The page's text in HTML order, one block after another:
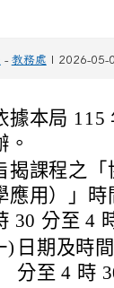
- 教務處 | 2026-05-
據本局 115
。
揭課程之
應用）」時
30 分至 4
) 日期及時
分至 4 時